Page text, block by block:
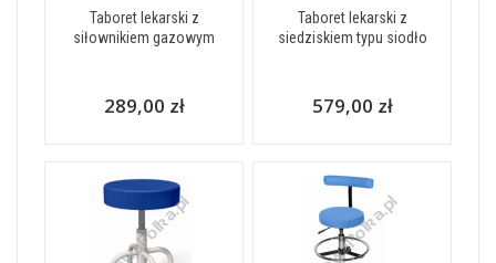
Taboret lekarski z
siłownikiem gazowym
289,00 zł
Taboret lekarski z
siedziskiem typu siodło
579,00 zł